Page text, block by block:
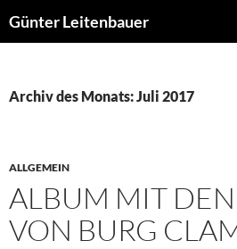
Inhalt
Günter Leitenbauer
Archiv des Monats: Juli 2017
ALLGEMEIN
ALBUM MIT DEN
VON BURG